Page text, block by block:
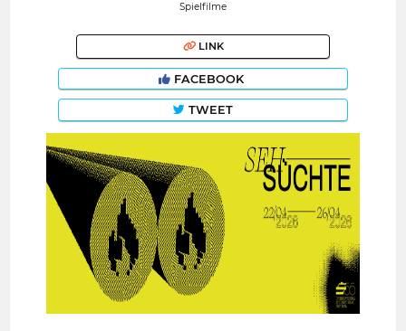
Spielfilme
LINK
FACEBOOK
TWEET